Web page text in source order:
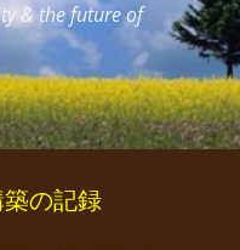
& the future of
の記録